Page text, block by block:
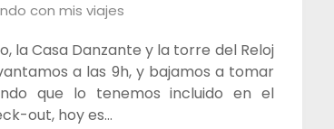
con mis viajes
la Casa Danzante y la torre del Reloj
a las 9h, y bajamos a tomar
que lo tenemos incluido en el
out, hoy es…